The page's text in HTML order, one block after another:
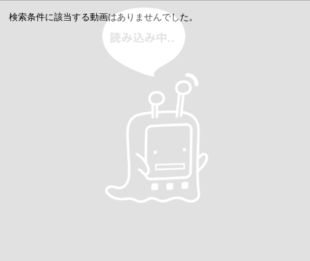
検索条件に該当する動画はありませんでした。